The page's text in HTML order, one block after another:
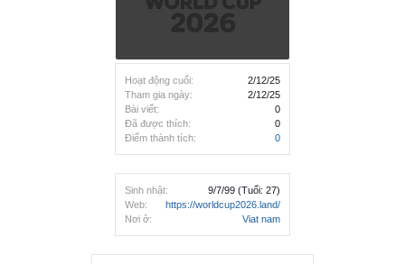
Hoạt động cuối:
2/12/25
Tham gia ngày:
2/12/25
Bài viết:
0
Đã được thích:
0
Điểm thành tích:
0
Sinh nhật: 9/7/99 (Tuổi: 27)
Web:
https://worldcup2026.land/
Nơi ở:
Viat nam